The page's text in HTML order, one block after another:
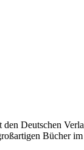
Deutschen
Bücher